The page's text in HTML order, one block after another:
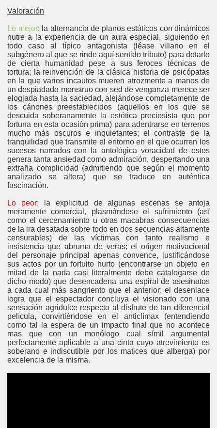
Valoración
Lo mejor: la alternancia de planos estáticos con dinámicos
nutre a la experiencia de un aura especial, siguiendo en
todo caso al típico antagonista (léase villano en el
subgénero al que se rinde aquí sentido tributo) para dotarlo
de cierta humanidad pese a sus feroces técnicas de
tortura; la reinvención de la clásica historia de psicópatas
en la que varios incautos mueren atrozmente a manos de
un despiadado monstruo con sed de venganza merece ser
elogiada hasta la saciedad, alejándose completamente de
los cánones preestablecidos (aquellos en los que se
descuida soberanamente la estética preciosista que por
fortuna en esta ocasión prima) para adentrarse en terrenos
mucho más oscuros e inquietantes; el contraste de la
tranquilidad que transmite el entorno en el que ocurren los
sucesos narrados con la antológica voracidad de estos
genera tanta ansiedad como admiración, despertando una
extraña complicidad (admitiendo que según el momento
analizado se altera) que se traduce en auténtica
fascinación.
Lo peor: la explicitud de algunas escenas se antoja
meramente comercial, plasmándose el sufrimiento (así
como el cercenamiento u otras macabras consecuencias
de la ira desatada sobre todo en dos secuencias altamente
censurables) de las víctimas con tanto realismo e
insistencia que abruma de veras; el origen motivacional
del personaje principal apenas convence, justificándose
sus actos por un fortuito hurto (encontrarse un objeto en
mitad de la nada casi literalmente debe catalogarse de
dicho modo) que desencadena una espiral de asesinatos
a cada cual más sangriento que el anterior; el desenlace
logra que el espectador concluya el visionado con una
sensación agridulce respecto al disfrute de tan diferencial
película, convirtiéndose en el anticlímax (entendiendo
como tal la espera de un impacto final que no acontece
mas que con un monólogo cual símil argumental
perfectamente aplicable a una cinta cuyo atrevimiento es
soberano e indiscutible por los matices que alberga) por
excelencia de la misma.